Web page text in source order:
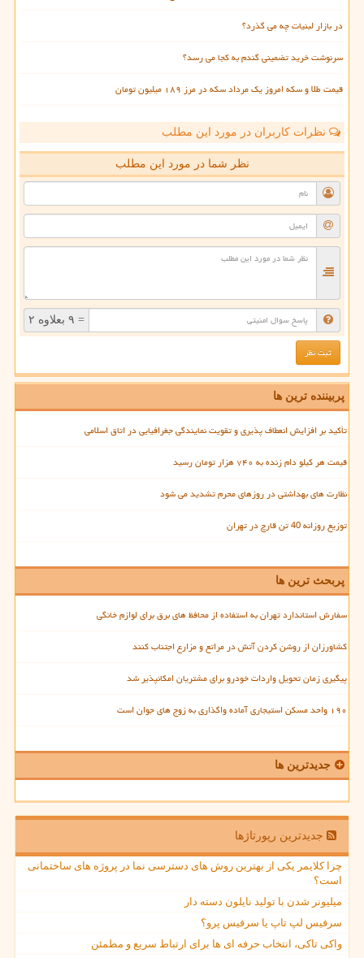
در بازار لبنیات چه می گذرد؟
سرنوشت خرید تضمینی گندم به کجا می رسد؟
قیمت طلا و سکه امروز یک مرداد سکه در مرز ۱۸۹ میلیون تومان
نظرات کاربران در مورد این مطلب
نظر شما در مورد این مطلب
= ۹ بعلاوه ۲
پربیننده ترین ها
تأکید بر افزایش انعطاف پذیری و تقویت نمایندگی جغرافیایی در اتاق اسلامی
قیمت هر کیلو دام زنده به ۷۴۰ هزار تومان رسید
نظارت های بهداشتی در روزهای محرم تشدید می شود
توزیع روزانه 40 تن قارچ در تهران
پربحث ترین ها
سفارش استاندارد تهران به استفاده از محافظ های برق برای لوازم خانگی
کشاورزان از روشن کردن آتش در مراتع و مزارع اجتناب کنند
پیگیری زمان تحویل واردات خودرو برای مشتریان امکانپذیر شد
۱۹۰ واحد مسکن استیجاری آماده واگذاری به زوج های جوان است
جدیدترین ها
جدیدترین رپورتاژها
چرا کلایمر یکی از بهترین روش های دسترسی نما در پروژه های ساختمانی
است؟
میلیونر شدن با تولید نایلون دسته دار
سرفیس لپ تاپ یا سرفیس پرو؟
واکی تاکی، انتخاب حرفه ای ها برای ارتباط سریع و مطمئن